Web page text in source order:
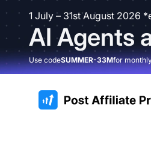
1 July – 31st August 2026
AI Agents
Use codeSUMMER-33Mfor
:site.title